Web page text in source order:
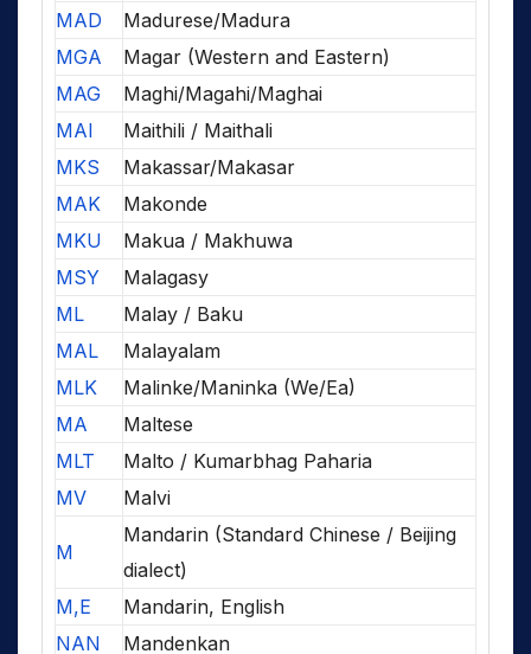
MAD
Madurese/Madura
MGA
Magar (Western and Eastern)
MAG
Maghi/Magahi/Maghai
MAI
Maithili / Maithali
MKS
Makassar/Makasar
MAK
Makonde
MKU
Makua / Makhuwa
MSY
Malagasy
ML
Malay / Baku
MAL
Malayalam
MLK
Malinke/Maninka (We/Ea)
MA
Maltese
MLT
Malto / Kumarbhag Paharia
MV
Malvi
M
Mandarin (Standard Chinese / Beijing
dialect)
M,E
Mandarin, English
NAN
Mandenkan